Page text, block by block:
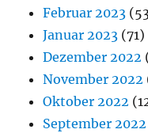
Februar 2023
Januar 2023 (71)
Dezember 2022
November 2022
Oktober 2022
September 2022